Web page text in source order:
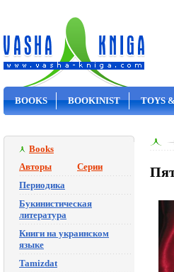
BOOKS BOOKINIST TOYS
Books
Авторы
Серии
Периодика
Букинистическая
литература
Книги на украинском
языке
Tamizdat